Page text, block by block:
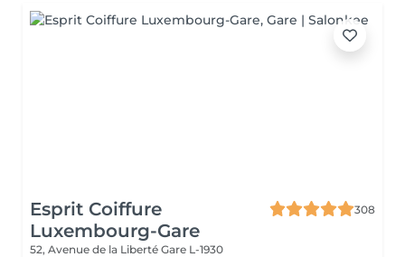
Esprit Coiffure
Luxembourg-Gare
308
52, Avenue de la Liberté Gare L-1930